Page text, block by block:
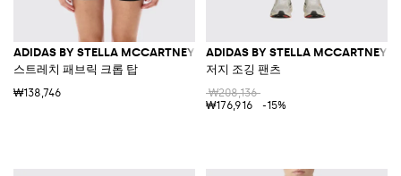
ADIDAS BY STELLA MCCARTNEY
스트레치 패브릭 크롭 탑
₩138,746
ADIDAS BY STELLA MCCARTNEY
저지 조깅 팬츠
₩208,136
₩176,916
-15%